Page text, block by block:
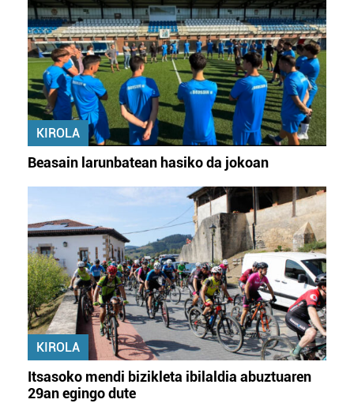
KIROLA
Beasain larunbatean hasiko da jokoan
KIROLA
Itsasoko mendi bizikleta ibilaldia abuztuaren
29an egingo dute